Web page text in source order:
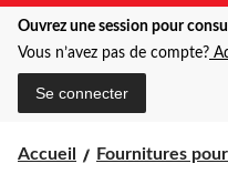
Ouvrez une session pour
Vous n’avez pas de compte?
Se connecter
Accueil Fournitures